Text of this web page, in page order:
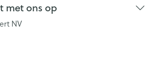
met ons op
NV